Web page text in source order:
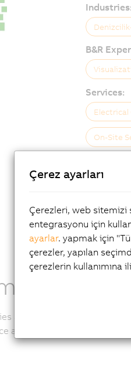
Industries:
B&R
Services:
Electrical
On-Site
System
available to our clients,
and human factors to
Çerez ayarları
Çerezleri, web sitemizi
entegrasyonu için
ayarlar. yapmak için
çerezler, yapılan
çerezlerin kullanımına